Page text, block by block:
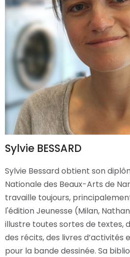
Sylvie BESSARD
Sylvie Bessard obtient son
Nationale des Beaux-Arts de
travaille toujours,
l'édition Jeunesse (Milan,
illustre toutes sortes de textes,
des récits, des livres d’activités
pour la bande dessinée. Sa